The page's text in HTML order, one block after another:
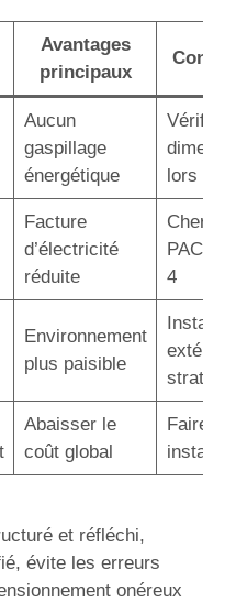
Avantages
principaux
Aucun
gaspillage
énergétique
lors de
Facture
d’électricité
réduite
PAC
4
Environnement
plus paisible
Abaisser le
coût global
Faire
et réfléchi,
évite les erreurs
onéreux